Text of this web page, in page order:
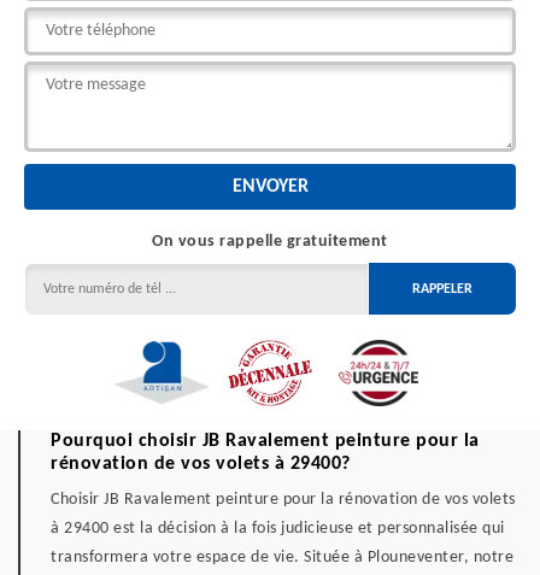
On vous rappelle gratuitement
Pourquoi choisir JB Ravalement peinture pour la
rénovation de vos volets à 29400?
Choisir JB Ravalement peinture pour la rénovation de vos volets
à 29400 est la décision à la fois judicieuse et personnalisée qui
transformera votre espace de vie. Située à Plouneventer, notre